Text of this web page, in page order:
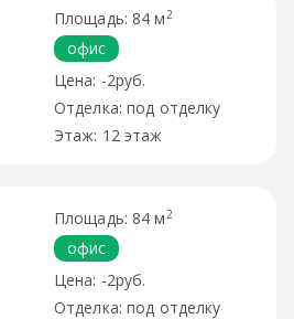
84 м 2
офис
-2руб.
под отделку
12 этаж
84 м 2
офис
-2руб.
под отделку